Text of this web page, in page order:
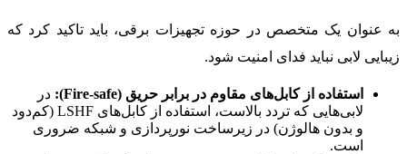
به عنوان یک متخصص در حوزه تجهیزات برقی، باید تاکید کرد که
زیبایی لابی نباید فدای امنیت شود.
استفاده از کابل‌های مقاوم در برابر حریق (Fire-safe):
در
لابی‌هایی که تردد بالاست، استفاده از کابل‌های LSHF (کم‌دود
و بدون هالوژن) در زیرساخت نورپردازی و شبکه ضروری
است.